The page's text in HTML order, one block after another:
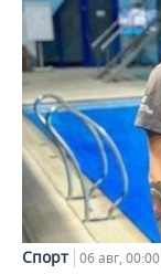
Спорт 06 авг, 00:00